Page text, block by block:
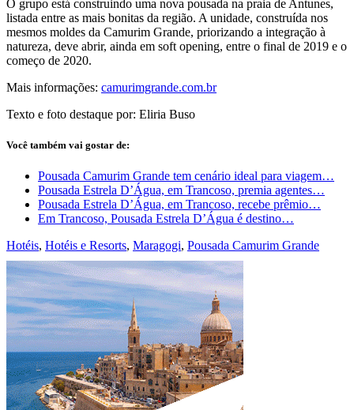
O grupo está construindo uma nova pousada na praia de Antunes,
listada entre as mais bonitas da região. A unidade, construída nos
mesmos moldes da Camurim Grande, priorizando a integração à
natureza, deve abrir, ainda em soft opening, entre o final de 2019 e o
começo de 2020.
Mais informações: camurimgrande.com.br
Texto e foto destaque por: Eliria Buso
Você também vai gostar de:
Pousada Camurim Grande tem cenário ideal para viagem…
Pousada Estrela D’Água, em Trancoso, premia agentes…
Pousada Estrela D’Água, em Trancoso, recebe prêmio…
Em Trancoso, Pousada Estrela D’Água é destino…
Hotéis, Hotéis e Resorts, Maragogi, Pousada Camurim Grande